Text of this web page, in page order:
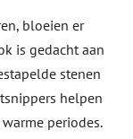
bloeien er
is gedacht aan
stenen
helpen
periodes.